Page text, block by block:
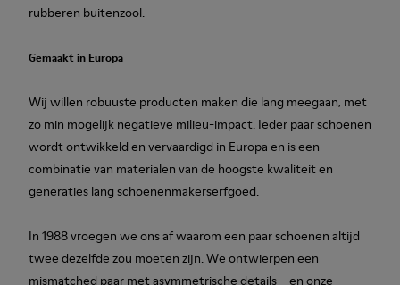
rubberen buitenzool.
Gemaakt in Europa
Wij willen robuuste producten maken die lang meegaan, met
zo min mogelijk negatieve milieu-impact. Ieder paar schoenen
wordt ontwikkeld en vervaardigd in Europa en is een
combinatie van materialen van de hoogste kwaliteit en
generaties lang schoenenmakerserfgoed.
In 1988 vroegen we ons af waarom een paar schoenen altijd
twee dezelfde zou moeten zijn. We ontwierpen een
mismatched paar met asymmetrische details – en onze